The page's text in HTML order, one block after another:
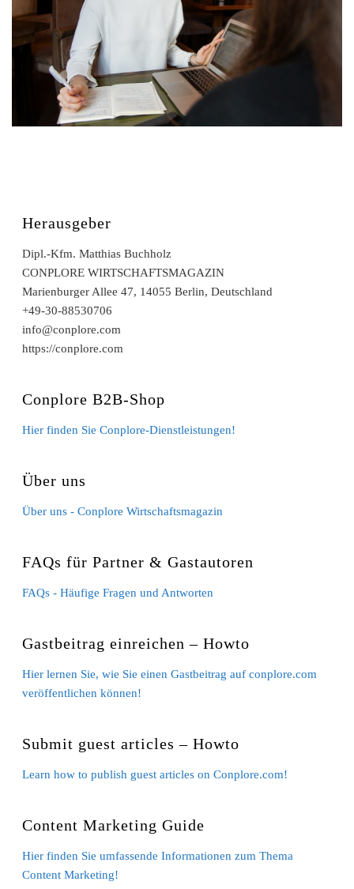
Herausgeber
Dipl.-Kfm. Matthias Buchholz
CONPLORE WIRTSCHAFTSMAGAZIN
Marienburger Allee 47, 14055 Berlin, Deutschland
+49-30-88530706
info@conplore.com
https://conplore.com
Conplore B2B-Shop
Hier finden Sie Conplore-Dienstleistungen!
Über uns
Über uns - Conplore Wirtschaftsmagazin
FAQs für Partner & Gastautoren
FAQs - Häufige Fragen und Antworten
Gastbeitrag einreichen – Howto
Hier lernen Sie, wie Sie einen Gastbeitrag auf conplore.com
veröffentlichen können!
Submit guest articles – Howto
Learn how to publish guest articles on Conplore.com!
Content Marketing Guide
Hier finden Sie umfassende Informationen zum Thema
Content Marketing!